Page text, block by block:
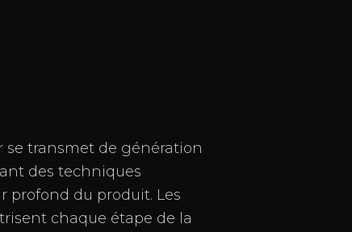
se transmet de génération
des techniques
profond du produit. Les
chaque étape de la